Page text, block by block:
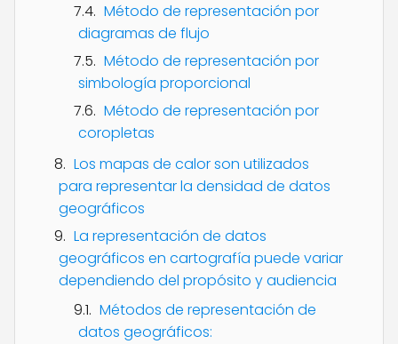
Método de representación por
diagramas de flujo
Método de representación por
simbología proporcional
Método de representación por
coropletas
Los mapas de calor son utilizados
para representar la densidad de datos
geográficos
La representación de datos
geográficos en cartografía puede variar
dependiendo del propósito y audiencia
Métodos de representación de
datos geográficos: